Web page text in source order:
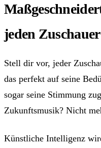
jeden Zuschauer
Stell dir vor, jeder
das perfekt auf seine
sogar seine Stimmung
Zukunftsmusik? Nicht
Künstliche Intelligenz